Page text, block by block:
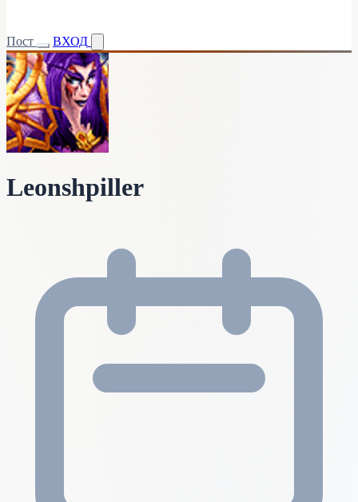
Пост ВХОД
Leonshpiller